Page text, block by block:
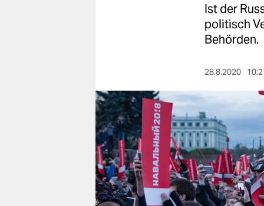
berlin
nord
wahrheit
verlag
verlag
Ist der
politisch
Behörden.
28.8.2020